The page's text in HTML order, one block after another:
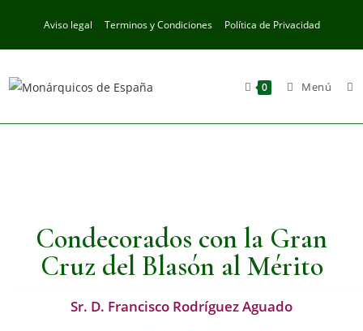
Aviso legal Terminos y Condiciones Política de Privacidad
0 Menú
Condecorados con la Gran
Cruz del Blasón al Mérito
Sr. D. Francisco Rodríguez Aguado